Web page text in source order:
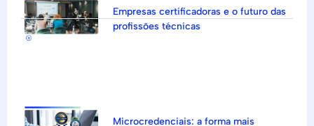
Empresas certificadoras e o futuro das
profissões técnicas
Microcredenciais: a forma mais